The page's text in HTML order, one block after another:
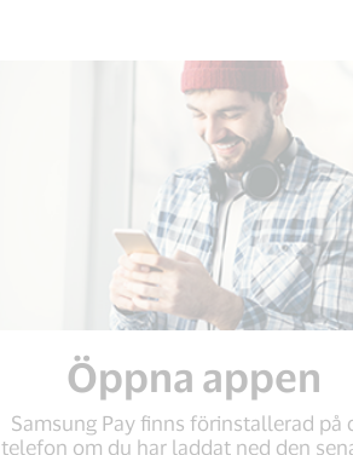
Öppna appen
Samsung Pay finns förinstallerad på
telefon om du har laddat ned den